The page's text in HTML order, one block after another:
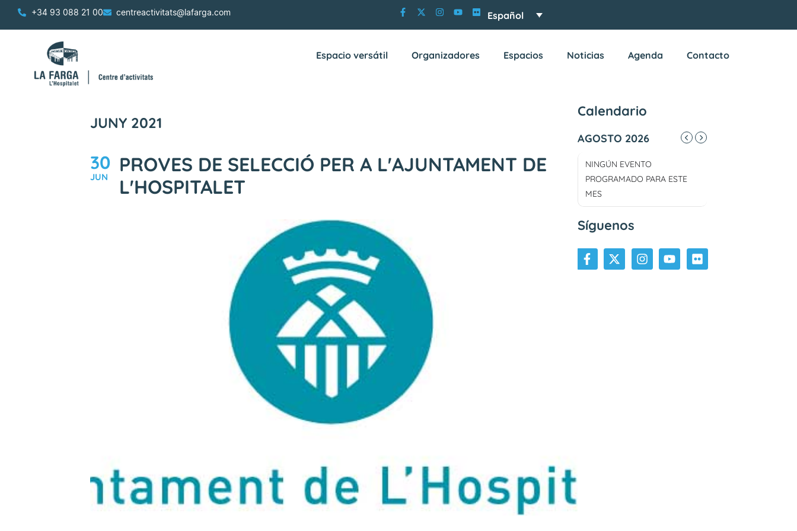
+34 93 088 21 00 centreactivitats@lafarga.com Español
Espacio versátil Organizadores Espacios Noticias Agenda Contacto
JUNY 2021
30
JUN
PROVES DE SELECCIÓ PER A L'AJUNTAMENT DE
L'HOSPITALET
Calendario
AGOSTO 2026
NINGÚN EVENTO
PROGRAMADO PARA ESTE
MES
Síguenos